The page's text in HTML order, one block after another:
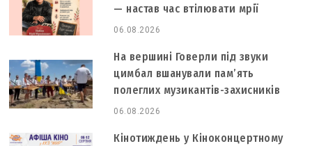
— настав час втілювати мрії
06.08.2026
На вершині Говерли під звуки
цимбал вшанували пам’ять
полеглих музикантів-захисників
06.08.2026
Кінотиждень у Кіноконцертному